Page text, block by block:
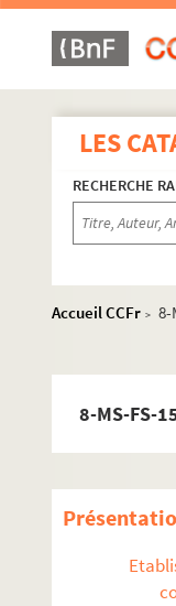
LES
RECHERCHE
Accueil CCFr > 8-
8-MS-FS-
4-
4-MS-
4-MS-
4-
4-MS-
8-MS-
4-MS-
8-
8-MS-